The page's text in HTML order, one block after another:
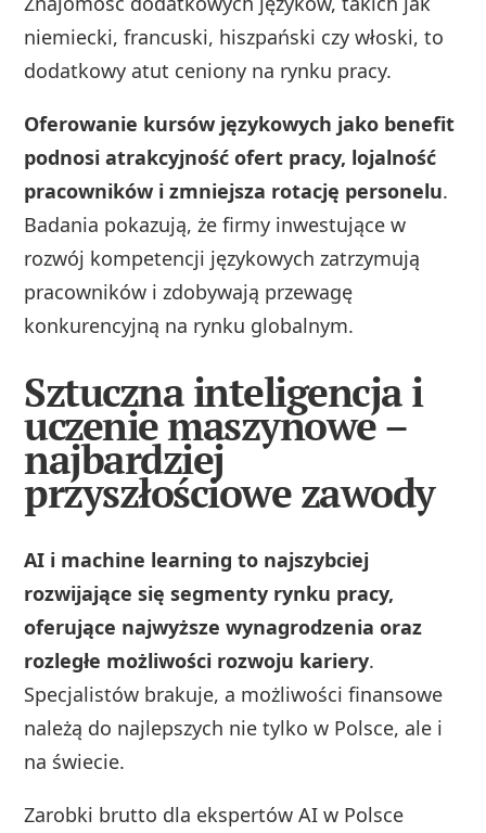
niemiecki, francuski, hiszpański czy włoski, to
dodatkowy atut ceniony na rynku pracy.
Oferowanie kursów językowych jako benefit
podnosi atrakcyjność ofert pracy, lojalność
pracowników i zmniejsza rotację personelu.
Badania pokazują, że firmy inwestujące w
rozwój kompetencji językowych zatrzymują
pracowników i zdobywają przewagę
konkurencyjną na rynku globalnym.
Sztuczna inteligencja i
uczenie maszynowe –
najbardziej
przyszłościowe zawody
AI i machine learning to najszybciej
rozwijające się segmenty rynku pracy,
oferujące najwyższe wynagrodzenia oraz
rozległe możliwości rozwoju kariery.
Specjalistów brakuje, a możliwości finansowe
należą do najlepszych nie tylko w Polsce, ale i
na świecie.
Zarobki brutto dla ekspertów AI w Polsce